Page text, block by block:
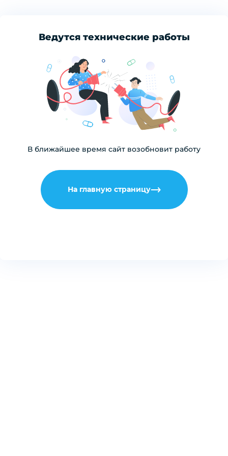
Ведутся технические работы
В ближайшее время сайт возобновит работу
На главную страницу